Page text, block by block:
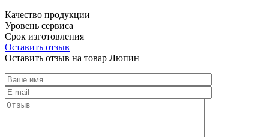
Качество продукции
Уровень сервиса
Срок изготовления
Оставить отзыв
Оставить отзыв на товар Люпин